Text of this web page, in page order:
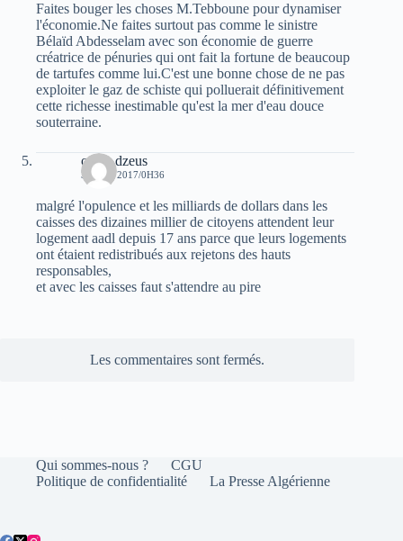
Faites bouger les choses M.Tebboune pour dynamiser
l'économie.Ne faites surtout pas comme le sinistre
Bélaïd Abdesselam avec son économie de guerre
créatrice de pénuries qui ont fait la fortune de beaucoup
de tartufes comme lui.C'est une bonne chose de ne pas
exploiter le gaz de schiste qui polluerait définitivement
cette richesse inestimable qu'est la mer d'eau douce
souterraine.
oziris dzeus
30 MAI 2017/0H36
malgré l'opulence et les milliards de dollars dans les
caisses des dizaines millier de citoyens attendent leur
logement aadl depuis 17 ans parce que leurs logements
ont étaient redistribués aux rejetons des hauts
responsables,
et avec les caisses faut s'attendre au pire
Les commentaires sont fermés.
Qui sommes-nous ?
CGU
Politique de confidentialité
La Presse Algérienne